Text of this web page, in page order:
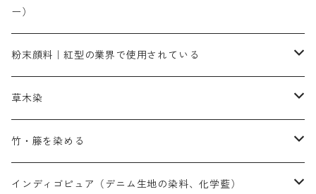
橙色系
青色系
人気のおすすめ染料
染色に必要な薬品類
補助薬品
お勧め｜スミフィックス～
3原色以外の色目
赤色
染色に必要な薬品
アルカリ剤
補助薬品
捺染に必要な材料
ー）
ネオカラー（色）
内容量：100g
内容量：500g
バィンダー（定着剤）
増粘剤
黄色系
粉末顔料｜紅型の業界で使用されている
赤色系
本洋紅
代用朱黄色口
黄色系
ファストエロ―10GN（鮮やかな黄色）
青色系
草木染
植物染料
人気のおすすめ植物染料
濃染処理剤｜ソルバックスPS－900
竹・籐を染める
人気のおすすめ竹・藤を染める染料
インディゴピュア（デニム生地の染料、化学藍）